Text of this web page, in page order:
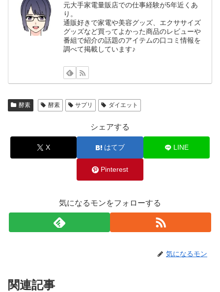
元大手家電量販店での仕事経験が5年近くあ
り。
通販好きで家電や美容グッズ、エクササイズ
グッズなど買ってよかった商品のレビューや
番組で紹介の話題のアイテムの口コミ情報を
調べて掲載しています♪
酵素 酵素 サプリ ダイエット
シェアする
X はてブ LINE
Pinterest
気になるモンをフォローする
気になるモン
関連記事